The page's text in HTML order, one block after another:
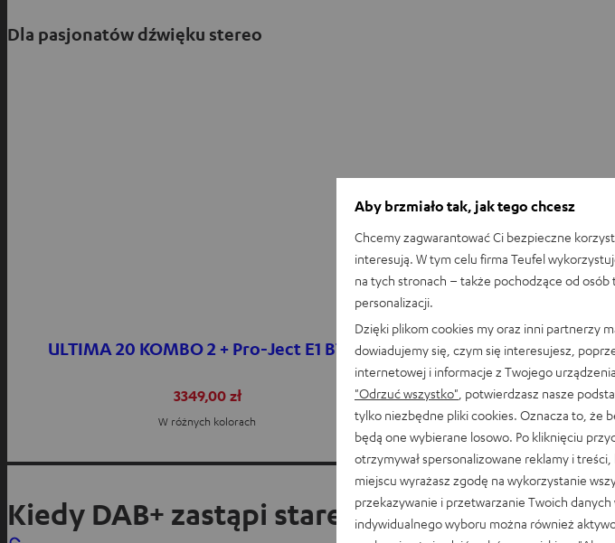
Dla pasjonatów dźwięku stereo
ULTIMA 20 KOMBO 2 + Pro-Ject E1 BT
3349,00 zł
W różnych kolorach
ULTIMA 25
W różnych
Kiedy DAB+ zastąpi stare dobre radio FM?
Aby brzmiało tak, jak tego chcesz
Chcemy zagwarantować Ci bezpieczne
interesują. W tym celu firma Teufel
na tych stronach – także pochodzące od osób
personalizacji.
Dzięki plikom cookies my oraz inni partnerzy
dowiadujemy się, czym się interesujesz,
internetowej i informacje z Twojego
"Odrzuć wszystko" , potwierdzasz nasze
tylko niezbędne pliki cookies. Oznacza to, że
będą one wybierane losowo. Po kliknięciu
otrzymywał spersonalizowane reklamy i
miejscu wyrażasz zgodę na wykorzystanie
przekazywanie i przetwarzanie Twoich
indywidualnego wyboru można również